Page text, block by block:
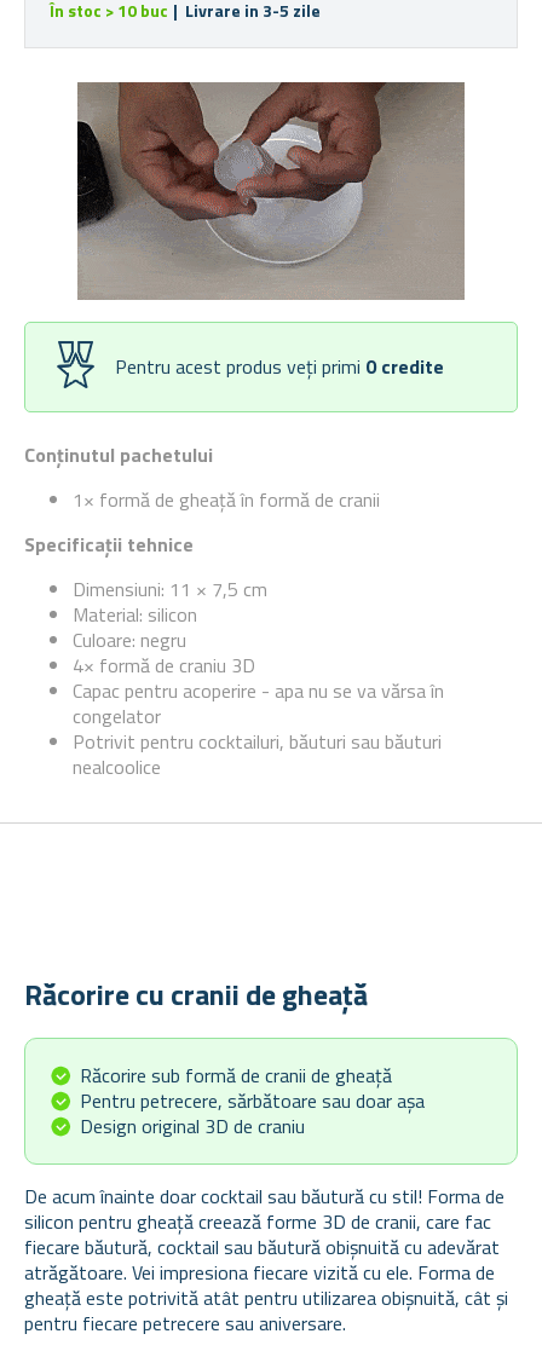
Conținutul pachetului
1× formă de gheață în formă de cranii
Specificații tehnice
Dimensiuni: 11 × 7,5 cm
Material: silicon
Culoare: negru
4× formă de craniu 3D
Capac pentru acoperire - apa nu se va vărsa în
congelator
Potrivit pentru cocktailuri, băuturi sau băuturi
nealcoolice
În stoc > 10 buc | Livrare in 3-5 zile
Pentru acest produs veți primi 0 credite
Răcorire cu cranii de gheață
Răcorire sub formă de cranii de gheață
Pentru petrecere, sărbătoare sau doar așa
Design original 3D de craniu
De acum înainte doar cocktail sau băutură cu stil! Forma de
silicon pentru gheață creează forme 3D de cranii, care fac
fiecare băutură, cocktail sau băutură obișnuită cu adevărat
atrăgătoare. Vei impresiona fiecare vizită cu ele. Forma de
gheață este potrivită atât pentru utilizarea obișnuită, cât și
pentru fiecare petrecere sau aniversare.